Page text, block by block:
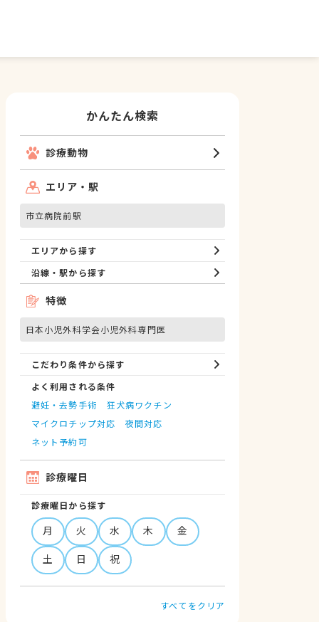
かんたん検索
診療動物
エリア・駅
市立病院前駅
エリアから探す
沿線・駅から探す
特徴
日本小児外科学会小児外科専門医
こだわり条件から探す
よく利用される条件
避妊・去勢手術
狂犬病ワクチン
マイクロチップ対応
夜間対応
ネット予約可
診療曜日
診療曜日から探す
月 火 水 木
金
土
日 祝
すべてをクリア